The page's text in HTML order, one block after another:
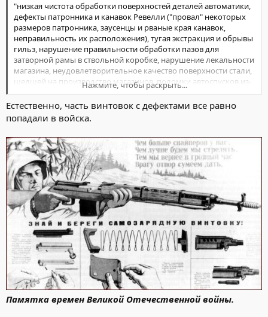
"низкая чистота обработки поверхностей деталей автоматики,
дефекты патронника и канавок Ревелли ("провал" некоторых
размеров патронника, заусенцы и рваные края канавок,
неправильность их расположения), тугая экстракция и обрывы
гильз, нарушение правильности обработки пазов для
затворной рамы в ствольной коробке, нарушение лекальности
магазина, неудовлетворительное качество поверхности стали,
шедшей на производство магазинов, поломки автоспусков из-
за некачественной закалки, разностенность стволов и
ствольных коробок, выходящая за пределы ТУ, не
удовлетворяющая ТУ прямизна канала ствола, нецентренность
втулки надульника с задеванием ее пулей и резким падением
кучности стрельбы, выпадение магазина и шомпола при
стрельбе" (цит. по Р. Чумак).
Нажмите, чтобы раскрыть...
Естественно, часть винтовок с дефектами все равно
попадали в войска.
Памятка времен Великой Отечественной войны.